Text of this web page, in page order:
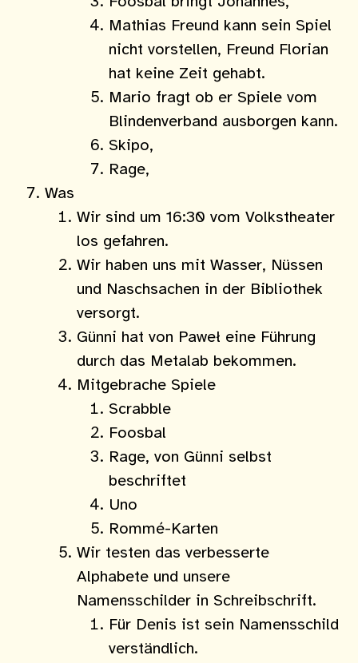
Mathias Freund kann sein Spiel
nicht vorstellen, Freund Florian
hat keine Zeit gehabt.
Mario fragt ob er Spiele vom
Blindenverband ausborgen kann.
Skipo,
Rage,
Was
Wir sind um 16:30 vom Volkstheater
los gefahren.
Wir haben uns mit Wasser, Nüssen
und Naschsachen in der Bibliothek
versorgt.
Günni hat von Paweł eine Führung
durch das Metalab bekommen.
Mitgebrache Spiele
Scrabble
Foosbal
Rage, von Günni selbst
beschriftet
Uno
Rommé-Karten
Wir testen das verbesserte
Alphabete und unsere
Namensschilder in Schreibschrift.
Für Denis ist sein Namensschild
verständlich.